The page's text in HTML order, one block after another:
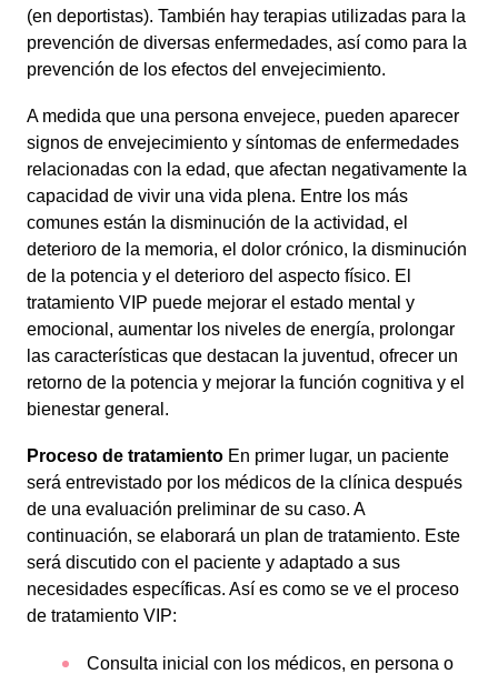
(en deportistas). También hay terapias utilizadas para la
prevención de diversas enfermedades, así como para la
prevención de los efectos del envejecimiento.
A medida que una persona envejece, pueden aparecer
signos de envejecimiento y síntomas de enfermedades
relacionadas con la edad, que afectan negativamente la
capacidad de vivir una vida plena. Entre los más
comunes están la disminución de la actividad, el
deterioro de la memoria, el dolor crónico, la disminución
de la potencia y el deterioro del aspecto físico. El
tratamiento VIP puede mejorar el estado mental y
emocional, aumentar los niveles de energía, prolongar
las características que destacan la juventud, ofrecer un
retorno de la potencia y mejorar la función cognitiva y el
bienestar general.
Proceso de tratamiento En primer lugar, un paciente
será entrevistado por los médicos de la clínica después
de una evaluación preliminar de su caso. A
continuación, se elaborará un plan de tratamiento. Este
será discutido con el paciente y adaptado a sus
necesidades específicas. Así es como se ve el proceso
de tratamiento VIP:
Consulta inicial con los médicos, en persona o